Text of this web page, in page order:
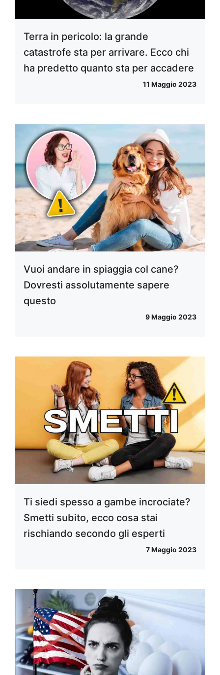
Terra in pericolo: la grande
catastrofe sta per arrivare. Ecco chi
ha predetto quanto sta per accadere
11 Maggio 2023
Vuoi andare in spiaggia col cane?
Dovresti assolutamente sapere
questo
9 Maggio 2023
Ti siedi spesso a gambe incrociate?
Smetti subito, ecco cosa stai
rischiando secondo gli esperti
7 Maggio 2023